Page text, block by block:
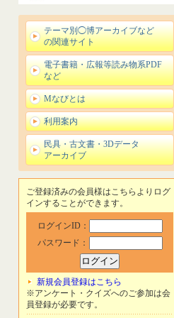
テーマ別◯博アーカイブなど
の関連サイト
電子書籍・広報等読み物系PDF
など
Mなびとは
利用案内
民具・古文書・3Dデータ
アーカイブ
ご登録済みの会員様はこちらよりログ
インすることができます。
ログインID：
パスワード：
新規会員登録はこちら
※アンケート・クイズへのご参加は会
員登録が必要です。